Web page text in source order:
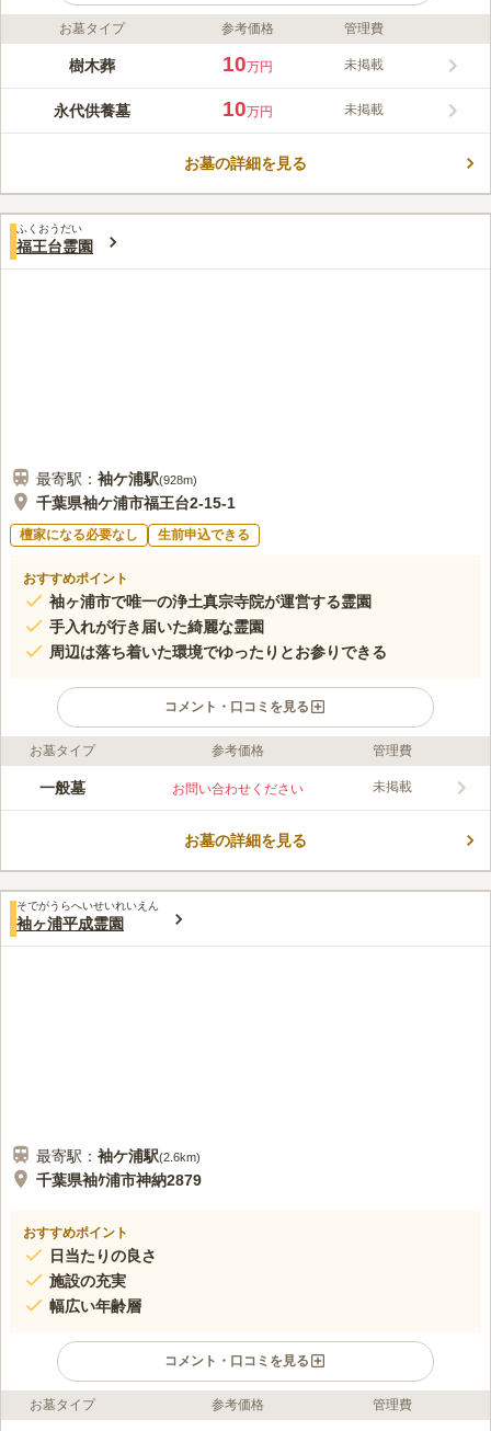
ライフドット編集部のコメント
400人続く浄土宗の伝統寺院が管理運営をしております。 さくら
ニーズにお答えいたします。 樹木葬では、ペットとともに埋葬
することが可能です。 宗教不問どなたでもご利用することが可
です。 大型駐車場を管理しておりますので大型の車でも駐車し
みんなの評価
2.8 口コミ1件
50代男性
最寄の駅とお墓との間に、何も商店がなく、不便です。どうして
も車で行かないいけません。供え物を買ってから車で移動しますから。
お墓タイプ 参考価格 管理費
樹木葬 10万円 未掲載
永代供養墓 10万円 未掲載
お墓の詳細を見る
ふくおうだい
福王台霊園
最寄駅： 袖ケ浦駅(928m)
千葉県袖ケ浦市福王台2-15-1
檀家になる必要なし 生前申込できる
おすすめポイント
袖ヶ浦市で唯一の浄土真宗寺院が運営する霊園
手入れが行き届いた綺麗な霊園
周辺は落ち着いた環境でゆったりとお参りできる
コメント・口コミを見る
ライフドット編集部のコメント
福王台霊園は、大変アクセスの良い霊園です。袖ヶ浦駅からは徒
近く便利です。街中にあるため、何かを買い忘れた時にもすぐに
口コミ評価
みんなの評価
お墓タイプ 参考価格 管理費
一般墓 お問い合わせください 未掲載
お墓の詳細を見る
そでがうらへいせいれいえん
袖ヶ浦平成霊園
最寄駅： 袖ケ浦駅(2.6km)
千葉県袖ｹ浦市神納2879
おすすめポイント
日当たりの良さ
施設の充実
幅広い年齢層
コメント・口コミを見る
口コミ評価
お墓タイプ 参考価格 管理費